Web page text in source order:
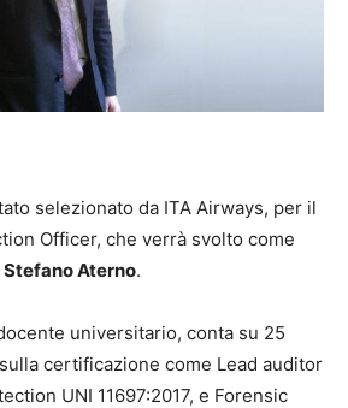
selezionato da ITA Airways, per il
Officer, che verrà svolto come
Stefano Aterno.
universitario, conta su 25
certificazione come Lead auditor
UNI 11697:2017, e Forensic